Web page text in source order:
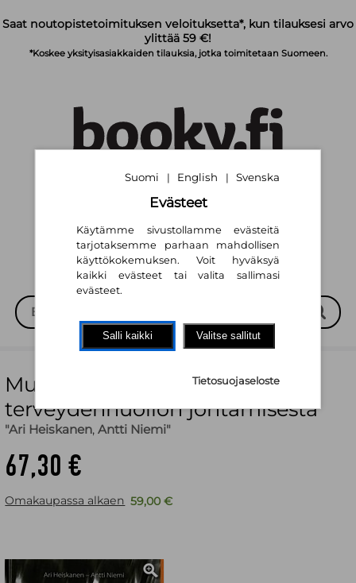
Saat noutopistetoimituksen veloituksetta*, kun tilauksesi arvo
ylittää 59 €!
*Koskee yksityisasiakkaiden tilauksia, jotka toimitetaan Suomeen.
Mustavalkoinen totuus
terveydenhuollon johtamisesta
"Ari Heiskanen,Antti Niemi"
67,30 €
Omakaupassa alkaen 59,00 €
Suomi | English | Svenska
Evästeet
Käytämme sivustollamme evästeitä
tarjotaksemme parhaan mahdollisen
käyttökokemuksen. Voit hyväksyä
kaikki evästeet tai valita sallimasi
evästeet.
Salli kaikki Valitse sallitut
Tietosuojaseloste